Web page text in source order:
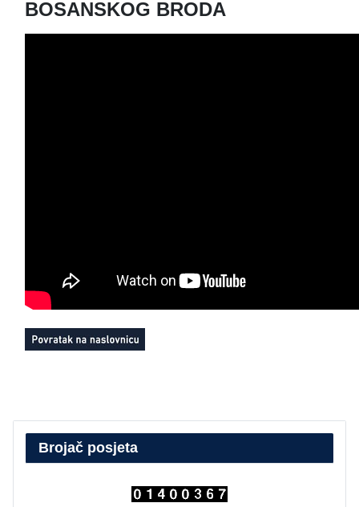
BOSANSKOG BRODA
Brojač posjeta